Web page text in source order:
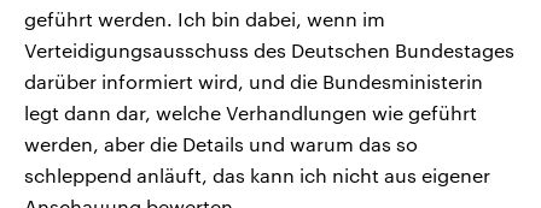
geführt werden. Ich bin dabei, wenn im
Verteidigungsausschuss des Deutschen Bundestages
darüber informiert wird, und die Bundesministerin
legt dann dar, welche Verhandlungen wie geführt
werden, aber die Details und warum das so
schleppend anläuft, das kann ich nicht aus eigener